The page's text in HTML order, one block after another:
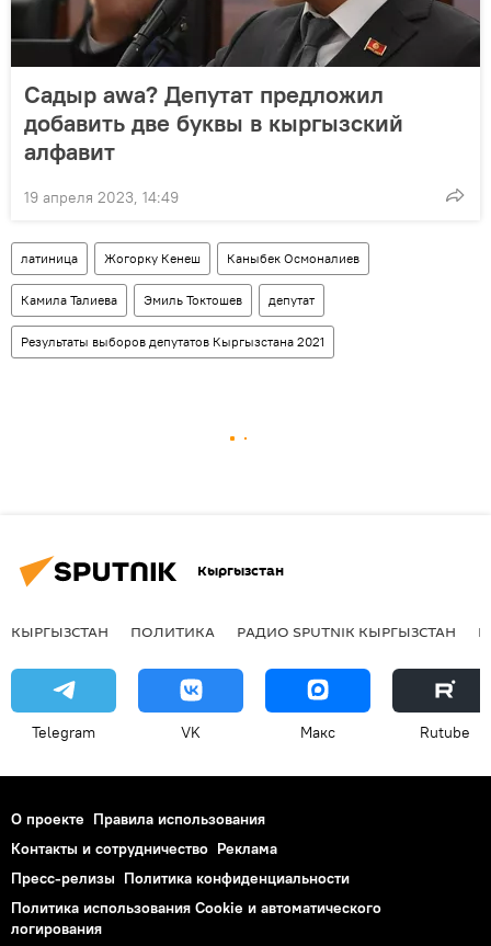
Садыр аwa? Депутат предложил
добавить две буквы в кыргызский
алфавит
19 апреля 2023, 14:49
латиница Жогорку Кенеш Каныбек Осмоналиев
Камила Талиева Эмиль Токтошев депутат
Результаты выборов депутатов Кыргызстана 2021
Кыргызстан
КЫРГЫЗСТАН ПОЛИТИКА РАДИО SPUTNIK КЫРГЫЗСТАН
Telegram VK Макс Rutube
О проекте Правила использования
Контакты и сотрудничество Реклама
Пресс-релизы Политика конфиденциальности
Политика использования Cookie и автоматического
логирования